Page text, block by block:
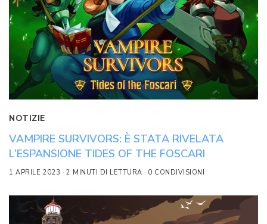
NOTIZIE
VAMPIRE SURVIVORS: È STATA RIVELATA
L’ESPANSIONE TIDES OF THE FOSCARI
1 APRILE 2023 2 MINUTI DI LETTURA 0 CONDIVISIONI